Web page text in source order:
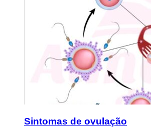
Sintomas de ovulação